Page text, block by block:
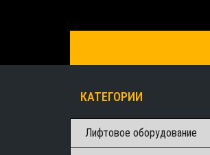
КАТЕГОРИИ
Лифтовое оборудование